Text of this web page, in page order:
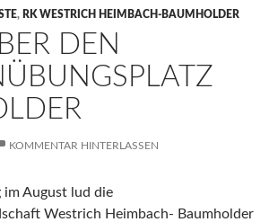
, RK WESTRICH HEIMBACH-BAUMHOLDER
DEN
KOMMENTAR HINTERLASSEN
im August lud die
Westrich Heimbach- Baumholder